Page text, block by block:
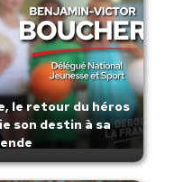
le retour du héros
son destin à sa